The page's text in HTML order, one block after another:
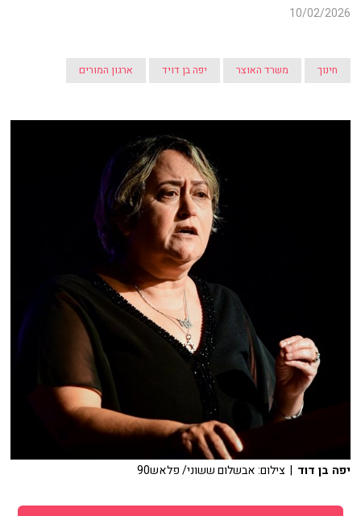
10/02/2026
חינוך משרד האוצר יפה בן דויד ארגון המורים
יפה בן דוד | צילום: אבשלום ששוני/ פלאש90